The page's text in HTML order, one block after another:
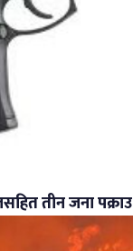
तीन जना पक्राउ